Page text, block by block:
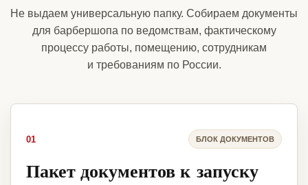
Не выдаем универсальную папку. Собираем документы
для барбершопа по ведомствам, фактическому
процессу работы, помещению, сотрудникам
и требованиям по России.
01 БЛОК ДОКУМЕНТОВ
Пакет документов к запуску